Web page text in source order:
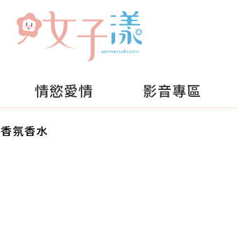
情慾愛情 影音專區
香氛香水